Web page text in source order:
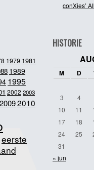
conXies’
1979 1981
1989
1995
2002 2003
20092010
eerste
HISTORIE
M D
3
4
10
11
17
18
24
25
31
« jun